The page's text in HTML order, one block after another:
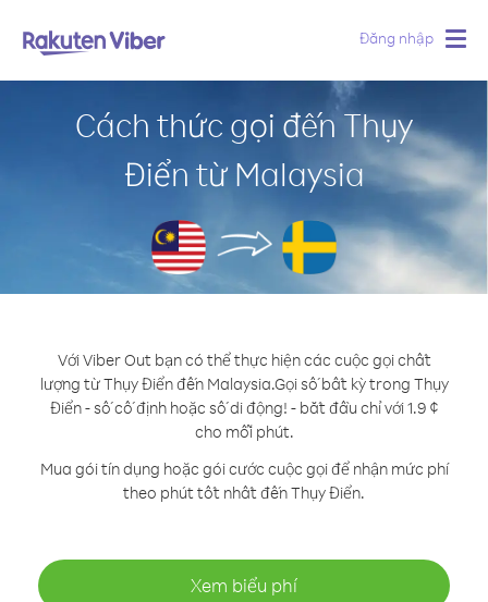
Đăng nhập
Cách thức gọi đến Thụy
Điển từ Malaysia
Với Viber Out bạn có thể thực hiện các cuộc gọi chất
lượng từ Thụy Điển đến Malaysia.Gọi số bất kỳ trong Thụy
Điển - số cố định hoặc số di động! - bắt đầu chỉ với 1.9 ¢
cho mỗi phút.
Mua gói tín dụng hoặc gói cước cuộc gọi để nhận mức phí
theo phút tốt nhất đến Thụy Điển.
Xem biểu phí